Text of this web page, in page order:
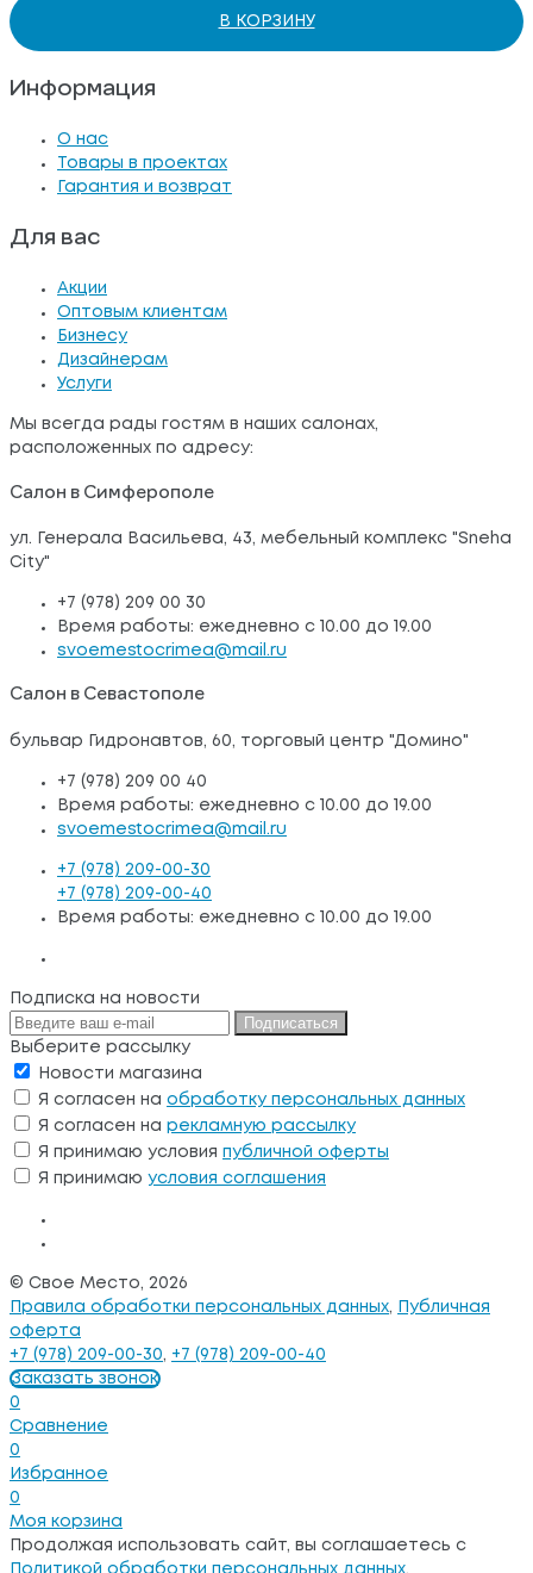
В КОРЗИНУ
Информация
О нас
Товары в проектах
Гарантия и возврат
Для вас
Акции
Оптовым клиентам
Бизнесу
Дизайнерам
Услуги
Мы всегда рады гостям в наших салонах,
расположенных по адресу:
Салон в Симферополе
ул. Генерала Васильева, 43, мебельный комплекс "Sneha
City"
+7 (978) 209 00 30
Время работы: ежедневно с 10.00 до 19.00
svoemestocrimea@mail.ru
Салон в Севастополе
бульвар Гидронавтов, 60, торговый центр "Домино"
+7 (978) 209 00 40
Время работы: ежедневно с 10.00 до 19.00
svoemestocrimea@mail.ru
+7 (978) 209-00-30
+7 (978) 209-00-40
Время работы: ежедневно с 10.00 до 19.00
Подписка на новости
Подписаться
Выберите рассылку
Новости магазина
Я согласен на обработку персональных данных
Я согласен на рекламную рассылку
Я принимаю условия публичной оферты
Я принимаю условия соглашения
© Свое Место, 2026
Правила обработки персональных данных,
Публичная
оферта
+7 (978) 209-00-30, +7 (978) 209-00-40
Заказать звонок
0
Сравнение
0
Избранное
0
Моя корзина
Продолжая использовать сайт, вы соглашаетесь с
Политикой обработки персональных данных.